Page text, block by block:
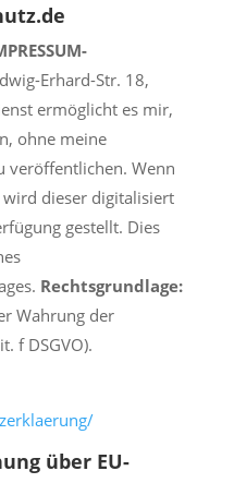
Erhard-Str. 18,
ermöglicht es mir,
ohne meine
veröffentlichen. Wenn
dieser digitalisiert
gestellt. Dies
Rechtsgrundlage:
Wahrung der
f DSGVO).
über EU-